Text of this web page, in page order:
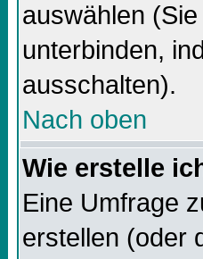
auswählen
unterbinden,
ausschalten).
Nach oben
Wie erstelle
Eine Umfrage
erstellen (oder